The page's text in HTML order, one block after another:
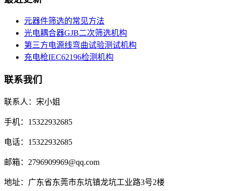
元器件筛选的常见方法
光电耦合器GJB二次筛选机构
第三方电源线弯曲试验测试机构
充电枪IEC62196检测机构
联系我们
联系人：宋小姐
手机：15322932685
电话：15322932685
邮箱：2796909969@qq.com
地址：广东省东莞市东坑镇龙坑工业路3号2楼